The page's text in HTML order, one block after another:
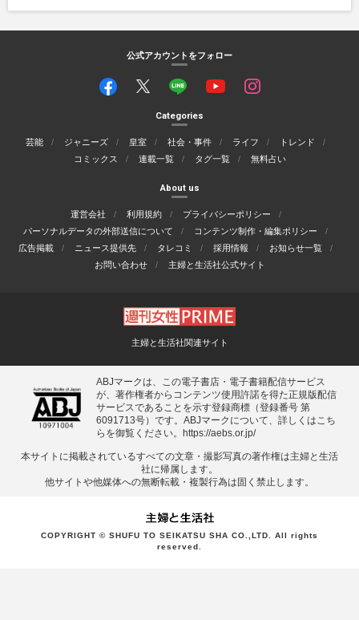
公式アカウントをフォロー
Categories
芸能 ジャニーズ 皇室 社会・事件 ライフ
トレンド
コミックス
連載一覧 タグ一覧 無料占い
About us
運営会社 利用規約
プライバシーポリシー
パーソナルデータの外部送信について
コンテンツ制作・編集ポリシー
広告掲載
ニュース提供先 タレコミ 採用情報
お知らせ一覧
お問い合わせ
主婦と生活社公式サイト
主婦と生活社関連サイト
ABJマークは、この電子書店・電子書籍配信サービス
が、著作権者からコンテンツ使用許諾を得た正規版配信
サービスであることを示す登録商標（登録番号 第
6091713号）です。ABJマークについて、詳しくはこち
らを御覧ください。
https://aebs.or.jp/
本サイトに掲載されているすべての⽂章・撮影写真の著作権は主婦と⽣活
社に帰属します。
他サイトや他媒体への無断転載・複製⾏為は固く禁⽌します。
COPYRIGHT © SHUFU TO SEIKATSU SHA CO.,LTD. All rights
reserved.